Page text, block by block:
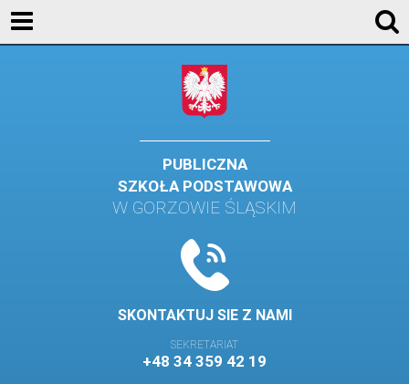
PUBLICZNA
SZKOŁA PODSTAWOWA
W GORZOWIE ŚLĄSKIM
SKONTAKTUJ SIE Z NAMI
SEKRETARIAT
+48 34 359 42 19